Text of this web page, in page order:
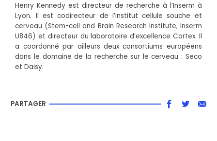
Henry Kennedy est directeur de recherche à l’Inserm à
Lyon. Il est codirecteur de l’Institut cellule souche et
cerveau (Stem-cell and Brain Research Institute, Inserm
U846) et directeur du laboratoire d’excellence Cortex. Il
a coordonné par ailleurs deux consortiums européens
dans le domaine de la recherche sur le cerveau : Seco
et Daisy.
PARTAGER